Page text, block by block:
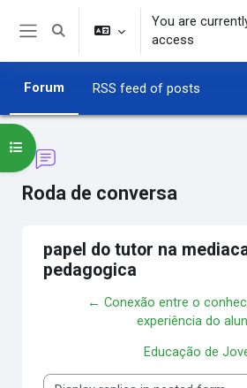
Skip to main content
Toggle search input
You are
access
Forum RSS feed of posts
Roda de conversa
Open course index
papel do tutor na
pedagogica
← Conexão entre o
experiência do
Educação de